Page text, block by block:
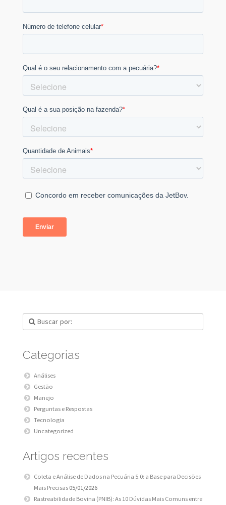
Categorias
Análises
Gestão
Manejo
Perguntas e Respostas
Tecnologia
Uncategorized
Artigos recentes
Coleta e Análise de Dados na Pecuária 5.0: a Base para Decisões
Mais Precisas 05/01/2026
Rastreabilidade Bovina (PNIB): As 10 Dúvidas Mais Comuns entre